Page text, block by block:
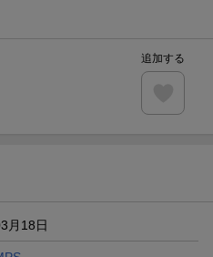
追加する
月18日